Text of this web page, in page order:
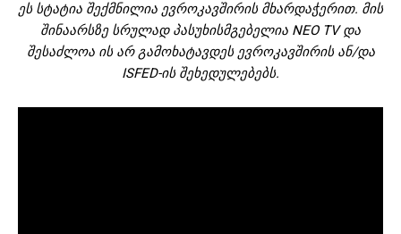
ეს სტატია შექმნილია ევროკავშირის მხარდაჭერით. მის
შინაარსზე სრულად პასუხისმგებელია NEO TVდა
შესაძლოა ის არ გამოხატავდეს ევროკავშირის ან/და
ISFED-ის შეხედულებებს.